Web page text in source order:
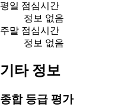
평일 점심시간
정보 없음
주말 점심시간
정보 없음
기타 정보
종합 등급 평가